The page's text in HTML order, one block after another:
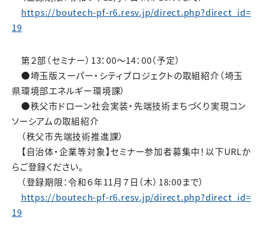
https://boutech-pf-r6.resv.jp/direct.php?direct_id=
19
第２部（セミナー）13：00～14：00（予定）
●埼玉版スーパー・シティプロジェクトの取組紹介（埼玉
県環境部エネルギー環境課）
●秩父市ドローン社会実装・先端技術まちづくり実現コン
ソーシアムの取組紹介
（秩父市先端技術推進課）
【自治体・企業等対象】セミナー参加者募集中！以下URLか
らご登録ください。
（登録期限：令和６年11月７日（木）18:00まで）
https://boutech-pf-r6.resv.jp/direct.php?direct_id=
19